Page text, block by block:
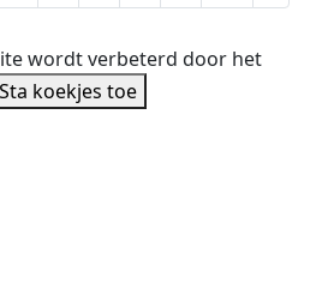
wordt verbeterd door het
Sta koekjes toe